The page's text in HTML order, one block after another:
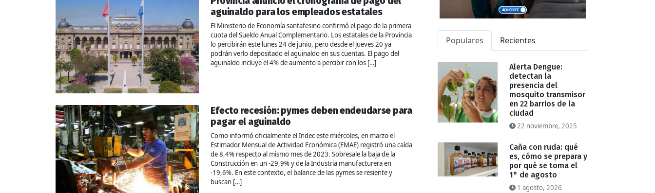
aguinaldo para los empleados estatales
El Ministerio de Economía santafesino confirmó el pago de la primera
cuota del Sueldo Anual Complementario. Los estatales de la Provincia
lo percibirán este lunes 24 de junio, pero desde el jueves 20 ya
podrán verlo depositado el aguinaldo en sus cuentas. El pago del
aguinaldo incluye el 4% de aumento a percibir con los […]
Efecto recesión: pymes deben endeudarse para
pagar el aguinaldo
Como informó oficialmente el Indec este miércoles, en marzo el
Estimador Mensual de Actividad Económica (EMAE) registró una caída
de 8,4% respecto al mismo mes de 2023. Sobresale la baja de la
Construcción en un -29,9% y de la Industria manufacturera en
-19,6%. En este contexto, el balance de las pymes se resiente y
buscan […]
Populares Recientes
Alerta Dengue:
detectan la
presencia del
mosquito transmisor
en 22 barrios de la
ciudad
22 noviembre, 2025
Caña con ruda: qué
es, cómo se prepara y
por qué se toma el
1° de agosto
1 agosto, 2026